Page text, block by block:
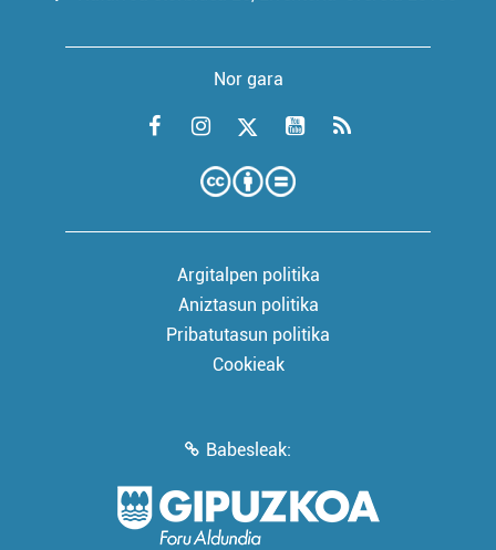
Nor gara
Argitalpen politika
Aniztasun politika
Pribatutasun politika
Cookieak
Babesleak: